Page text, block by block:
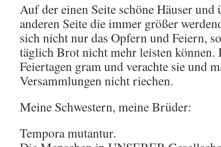
Auf der einen Seite schöne Häuser und
anderen Seite die immer größer
sich nicht nur das Opfern und Feiern,
täglich Brot nicht mehr leisten können.
Feiertagen gram und verachte sie und
Versammlungen nicht riechen.
Meine Schwestern, meine Brüder:
Tempora mutantur.